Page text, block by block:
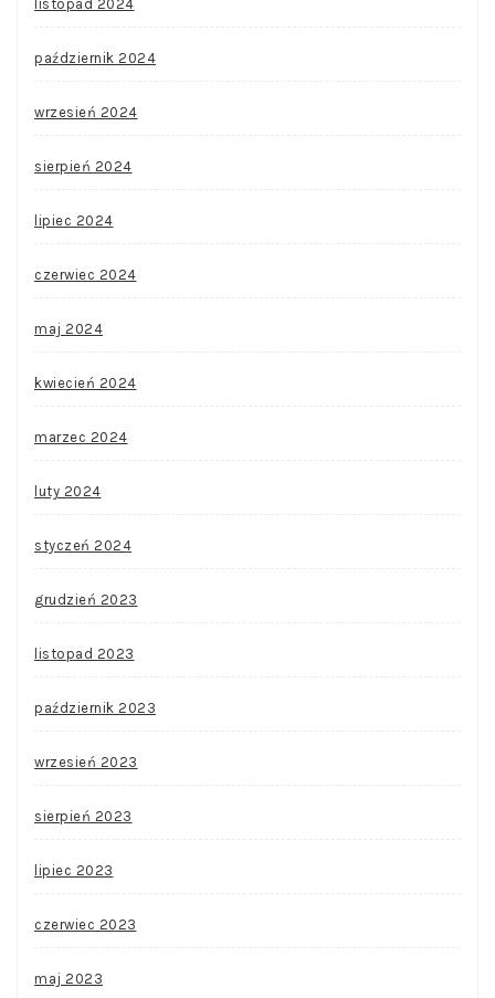
listopad 2024
październik 2024
wrzesień 2024
sierpień 2024
lipiec 2024
czerwiec 2024
maj 2024
kwiecień 2024
marzec 2024
luty 2024
styczeń 2024
grudzień 2023
listopad 2023
październik 2023
wrzesień 2023
sierpień 2023
lipiec 2023
czerwiec 2023
maj 2023